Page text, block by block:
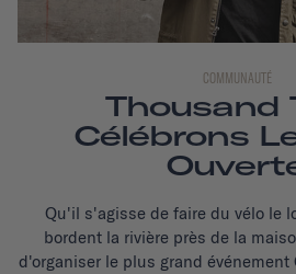
COMMUNAUTÉ
Thousand
Célébrons
Qu'il s'agisse de faire du vélo le
bordent la rivière près de la
d'organiser le plus grand